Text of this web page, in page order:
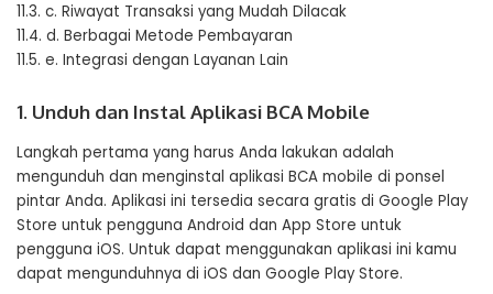
11.3. c. Riwayat Transaksi yang Mudah Dilacak
11.4. d. Berbagai Metode Pembayaran
11.5. e. Integrasi dengan Layanan Lain
1. Unduh dan Instal Aplikasi BCA Mobile
Langkah pertama yang harus Anda lakukan adalah
mengunduh dan menginstal aplikasi BCA mobile di ponsel
pintar Anda. Aplikasi ini tersedia secara gratis di Google Play
Store untuk pengguna Android dan App Store untuk
pengguna iOS. Untuk dapat menggunakan aplikasi ini kamu
dapat mengunduhnya di iOS dan Google Play Store.